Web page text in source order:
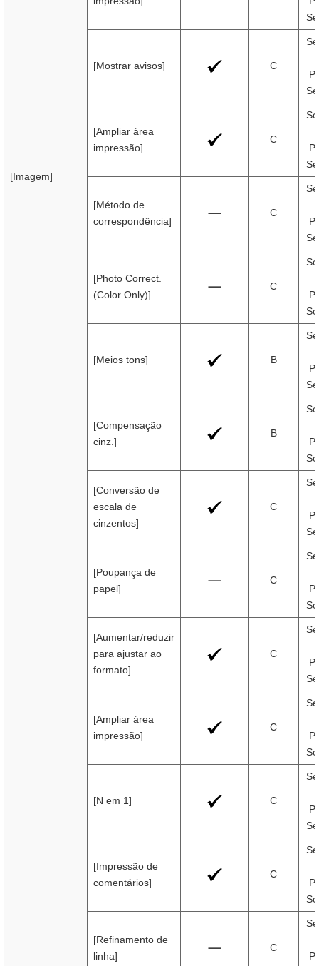
[Imagem]
[Mostrar avisos] C
[Ampliar área
impressão]
C
[Método de
correspondência]
C
[Photo Correct.
(Color Only)]
C
[Meios tons] B
[Compensação
cinz.]
B
[Conversão de
escala de
cinzentos]
C
[Poupança de
papel]
C
[Aumentar/reduzir
para ajustar ao
formato]
C
[Ampliar área
impressão]
C
[N em 1] C
[Impressão de
comentários]
C
[Refinamento de
linha]
C